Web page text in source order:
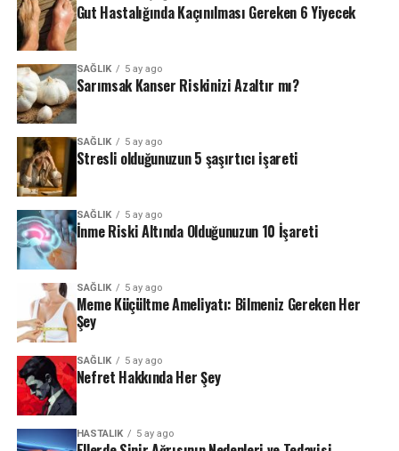
Gut Hastalığında Kaçınılması Gereken 6 Yiyecek
SAĞLIK 5 ay ago
Sarımsak Kanser Riskinizi Azaltır mı?
SAĞLIK 5 ay ago
Stresli olduğunuzun 5 şaşırtıcı işareti
SAĞLIK 5 ay ago
İnme Riski Altında Olduğunuzun 10 İşareti
SAĞLIK 5 ay ago
Meme Küçültme Ameliyatı: Bilmeniz Gereken Her
Şey
SAĞLIK 5 ay ago
Nefret Hakkında Her Şey
HASTALIK 5 ay ago